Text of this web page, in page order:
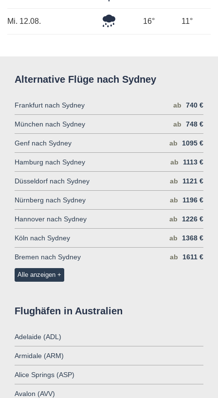
Mi. 12.08. 16° 11°
Alternative Flüge nach Sydney
Frankfurt nach Sydney ab 740 €
München nach Sydney ab 748 €
Genf nach Sydney ab 1095 €
Hamburg nach Sydney ab 1113 €
Düsseldorf nach Sydney ab 1121 €
Nürnberg nach Sydney ab 1196 €
Hannover nach Sydney ab 1226 €
Köln nach Sydney ab 1368 €
Bremen nach Sydney ab 1611 €
Alle anzeigen
Flughäfen in Australien
Adelaide (ADL)
Armidale (ARM)
Alice Springs (ASP)
Avalon (AVV)